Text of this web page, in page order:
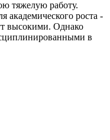
тяжелую работу.
академического роста -
высокими. Однако
в